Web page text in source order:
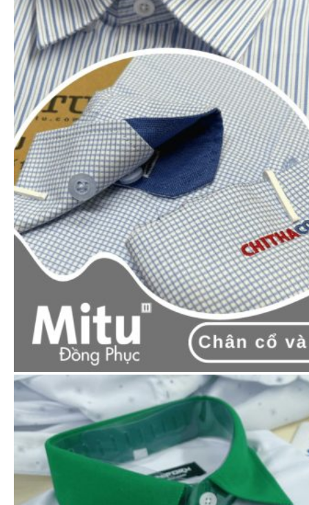
CHÍNH SÁCH VẬN CHUYỂN
Hàng hóa được đóng thùng + màng bọc chắc
chắn